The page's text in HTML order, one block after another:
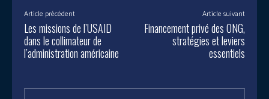
Article précédent
Les missions de l’USAID
dans le collimateur de
l’administration américaine
Article suivant
Financement privé des ONG,
stratégies et leviers
essentiels